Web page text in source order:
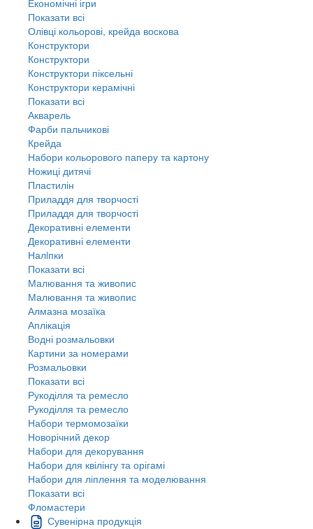
Економічні ігри
Показати всі
Олівці кольорові, крейда воскова
Конструктори
Конструктори
Конструктори піксельні
Конструктори керамічні
Показати всі
Акварель
Фарби пальчикові
Крейда
Набори кольорового паперу та картону
Ножиці дитячі
Пластилін
Приладдя для творчості
Приладдя для творчості
Декоративні елементи
Декоративні елементи
Налiпки
Показати всі
Малювання та живопис
Малювання та живопис
Алмазна мозаїка
Аплікація
Водні розмальовки
Картини за номерами
Розмальовки
Показати всі
Рукоділля та ремесло
Рукоділля та ремесло
Набори термомозаїки
Новорічний декор
Набори для декорування
Набори для квілінгу та орігамі
Набори для ліплення та моделювання
Показати всі
Фломастери
Сувенірна продукція